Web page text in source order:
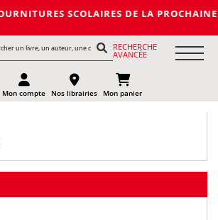
SCOLAIRES DE LA
RECHERCHE
AVANCÉE
Mon compte Nos librairies Mon panier